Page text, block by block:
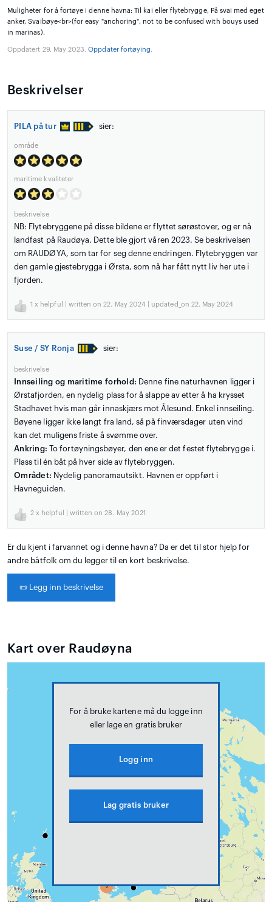
Muligheter for å fortøye i denne havna: Til kai eller flytebrygge, På svai med eget
anker, Svaibøye<br>(for easy "anchoring", not to be confused with bouys used
in marinas).
Oppdatert 29. May 2023.Oppdater fortøying.
Beskrivelser
PILA på tur sier:
område
maritime kvaliteter
beskrivelse
NB: Flytebryggene på disse bildene er flyttet sørøstover, og er nå
landfast på Raudøya. Dette ble gjort våren 2023. Se beskrivelsen
om RAUDØYA, som tar for seg denne endringen. Flytebryggen var
den gamle gjestebrygga i Ørsta, som nå har fått nytt liv her ute i
fjorden.
1 x helpful | written on 22. May 2024 | updated_on 22. May 2024
Suse / SY Ronja sier:
beskrivelse
Innseiling og maritime forhold: Denne fine naturhavnen ligger i
Ørstafjorden, en nydelig plass for å slappe av etter å ha krysset
Stadhavet hvis man går innaskjærs mot Ålesund. Enkel innseiling.
Bøyene ligger ikke langt fra land, så på finværsdager uten vind
kan det muligens friste å svømme over.
Ankring: To fortøyningsbøyer, den ene er det festet flytebrygge i.
Plass til én båt på hver side av flytebryggen.
Området: Nydelig panoramautsikt. Havnen er oppført i
Havneguiden.
2 x helpful | written on 28. May 2021
Er du kjent i farvannet og i denne havna? Da er det til stor hjelp for
andre båtfolk om du legger til en kort beskrivelse.
📜 Legg inn beskrivelse
Kart over Raudøyna
For å bruke kartene må du logge inn
eller lage en gratis bruker
Logg inn
Lag gratis bruker